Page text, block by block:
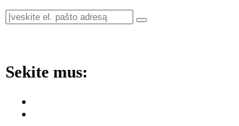
Sekite mus: